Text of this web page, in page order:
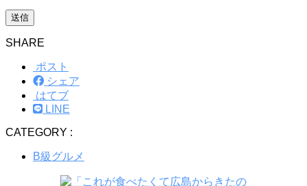
SHARE
ポスト
シェア
はてブ
LINE
CATEGORY :
B級グルメ